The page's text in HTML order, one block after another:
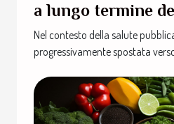
a lungo termine
elettroniche
Nel contesto della salute
progressivamente spostata